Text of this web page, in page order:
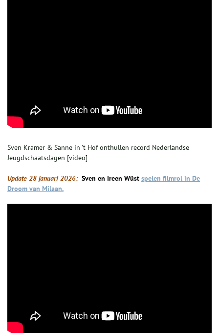
Sven Kramer & Sanne in ’t Hof onthullen record Nederlandse
Jeugdschaatsdagen [video]
Update 28 januari 2026: Sven en Ireen Wüst spelen filmrol in De
Droom van Milaan.